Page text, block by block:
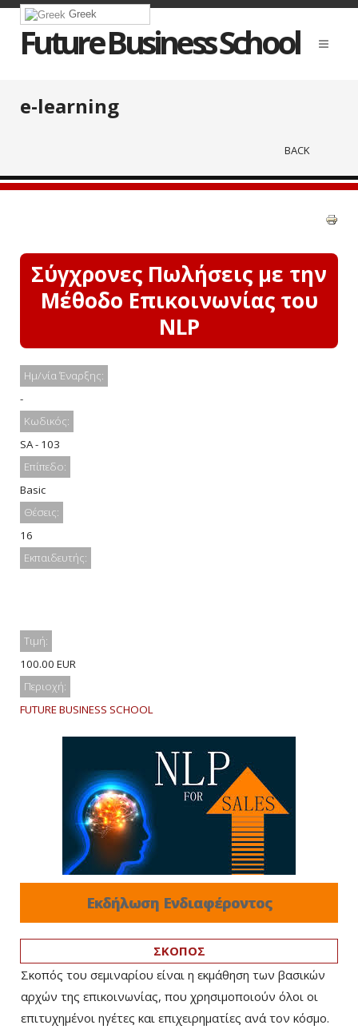
Greek
Future Business School
e-learning
BACK
Σύγχρονες Πωλήσεις με την
Μέθοδο Επικοινωνίας του
NLP
Ημ/νία Έναρξης:
-
Κωδικός:
SA - 103
Επίπεδο:
Basic
Θέσεις:
16
Εκπαιδευτής:
Τιμή:
100.00 EUR
Περιοχή:
FUTURE BUSINESS SCHOOL
Εκδήλωση Ενδιαφέροντος
ΣΚΟΠΟΣ
Σκοπός του σεμιναρίου είναι η εκμάθηση των βασικών
αρχών της επικοινωνίας, που χρησιμοποιούν όλοι οι
επιτυχημένοι ηγέτες και επιχειρηματίες ανά τον κόσμο.